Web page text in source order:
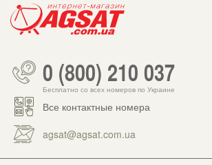
0 (800) 210 037
Бесплатно со всех номеров по Украине
Все контактные номера
agsat@agsat.com.ua